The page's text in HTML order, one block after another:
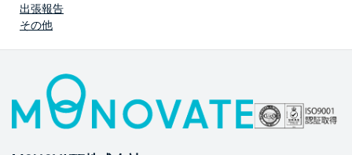
出張報告
その他